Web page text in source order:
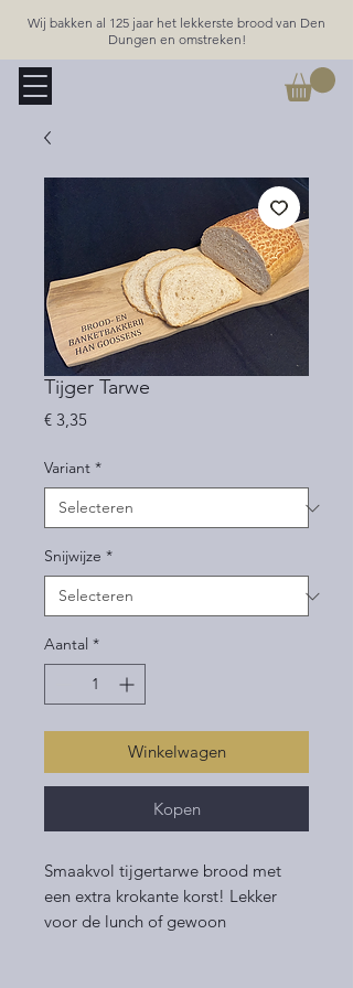
Wij bakken al 125 jaar het lekkerste brood van Den
Dungen en omstreken!
Tijger Tarwe
€ 3,35Prijs
Variant *
Snijwijze *
Aantal *
Winkelwagen
Kopen
Smaakvol tijgertarwe brood met
een extra krokante korst! Lekker
voor de lunch of gewoon